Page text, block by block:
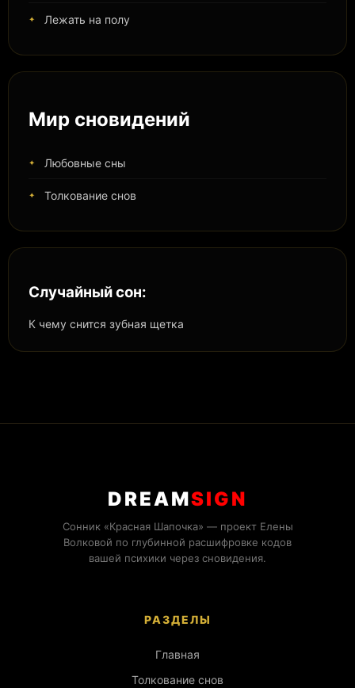
Лежать на полу
Мир сновидений
Любовные сны
Толкование снов
Случайный сон:
К чему снится зубная щетка
DREAMSIGN
Сонник «Красная Шапочка» — проект Елены
Волковой по глубинной расшифровке кодов
вашей психики через сновидения.
РАЗДЕЛЫ
Главная
Толкование снов